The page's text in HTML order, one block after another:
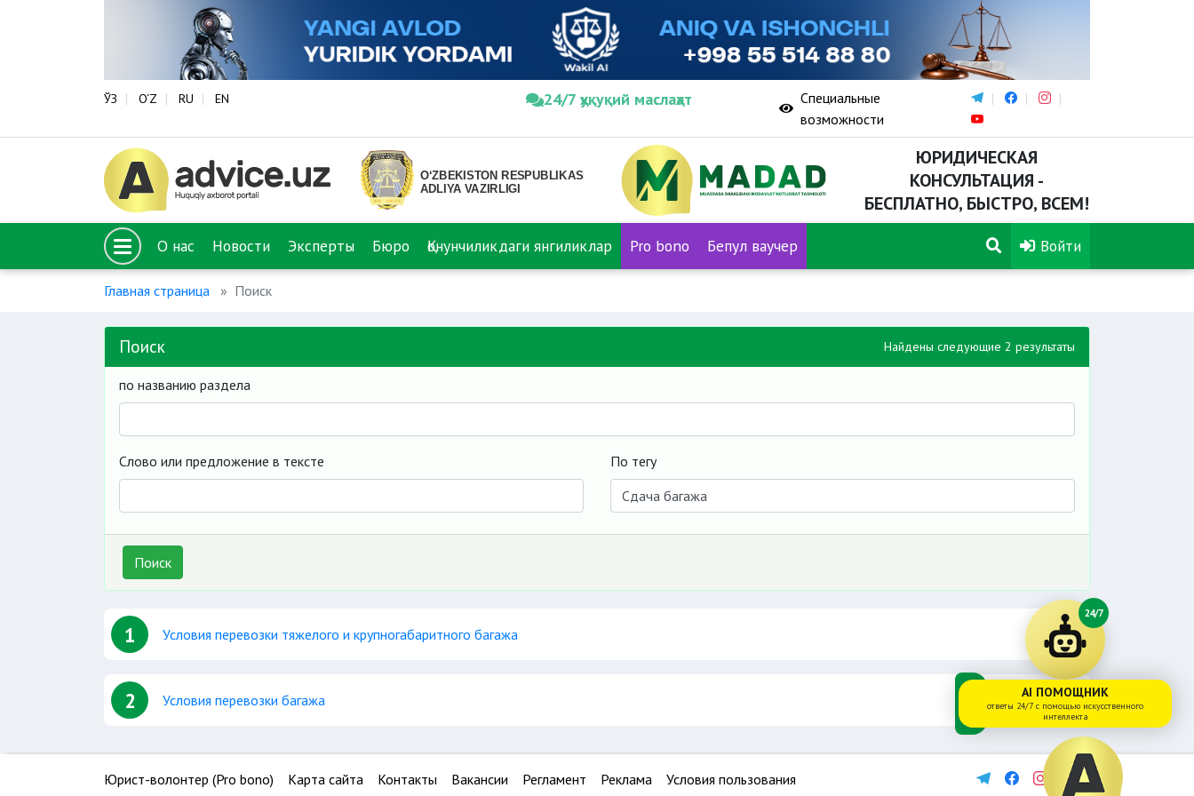
ЎЗ O‘Z RU EN 24/7 ҳуқуқий маслаҳат
Специальные
возможности
ЮРИДИЧЕСКАЯ
КОНСУЛЬТАЦИЯ -
БЕСПЛАТНО, БЫСТРО, ВСЕМ!
О нас Новости Эксперты Бюро Қонунчиликдаги янгиликлар Pro bono Бепул ваучер Войти
Главная страница Поиск
Поиск Найдены следующие 2 результаты
по названию раздела
Слово или предложение в тексте По тегу
Поиск
1 Условия перевозки тяжелого и крупногабаритного багажа
2 Условия перевозки багажа
Юрист-волонтер (Pro bono) Карта сайта Контакты Вакансии Регламент Реклама Условия пользования
24/7
AI ПОМОЩНИК
ответы 24/7 с помощью искусственного
интеллекта